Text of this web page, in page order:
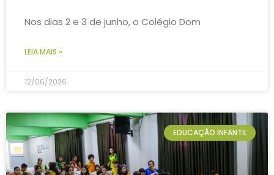
Nos dias 2 e 3 de junho, o Colégio Dom
LEIA MAIS »
12/06/2026
EDUCAÇÃO INFANTIL